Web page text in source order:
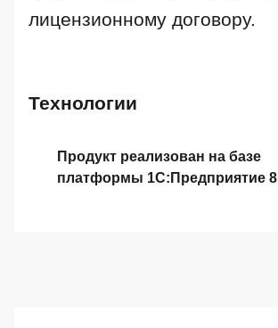
лицензионному договору.
Технологии
Продукт реализован на базе
платформы 1С:Предприятие 8